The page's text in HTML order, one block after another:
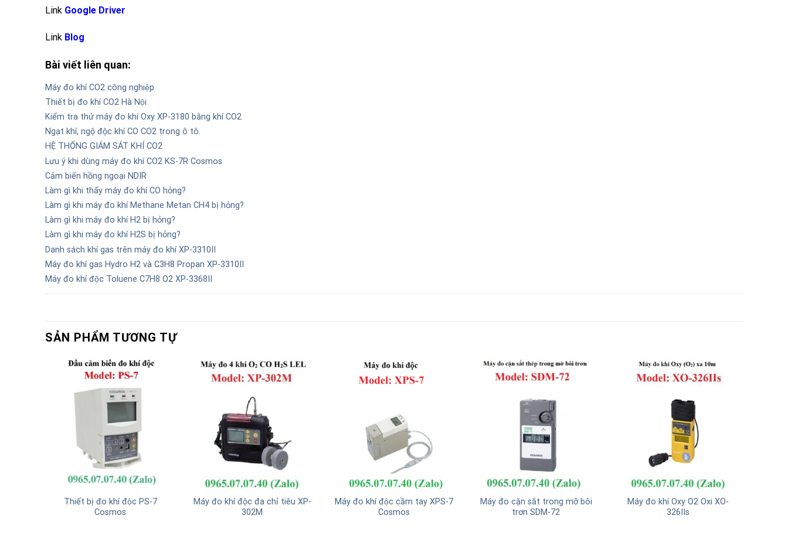
Link Google Driver
Link Blog
Bài viết liên quan:
Máy đo khí CO2 công nghiệp
Thiết bị đo khí CO2 Hà Nội
Kiểm tra thử máy đo khí Oxy XP-3180 bằng khí CO2
Ngạt khí, ngộ độc khí CO CO2 trong ô tô.
HỆ THỐNG GIÁM SÁT KHÍ CO2
Lưu ý khi dùng máy đo khí CO2 KS-7R Cosmos
Cảm biến hồng ngoại NDIR
Làm gì khi thấy máy đo khí CO hỏng?
Làm gì khi máy đo khí Methane Metan CH4 bị hỏng?
Làm gì khi máy đo khí H2 bị hỏng?
Làm gì khi máy đo khí H2S bị hỏng?
Danh sách khí gas trên máy đo khí XP-3310II
Máy đo khí gas Hydro H2 và C3H8 Propan XP-3310II
Máy đo khí độc Toluene C7H8 O2 XP-3368II
SẢN PHẨM TƯƠNG TỰ
Thiết bị đo khí độc PS-7
Cosmos
Máy đo khí độc đa chỉ tiêu XP-
302M
Máy đo khí độc cầm tay XPS-7
Cosmos
Máy đo cặn sắt trong mỡ bôi
trơn SDM-72
Máy đo khí Oxy O2 Oxi XO-
326IIs